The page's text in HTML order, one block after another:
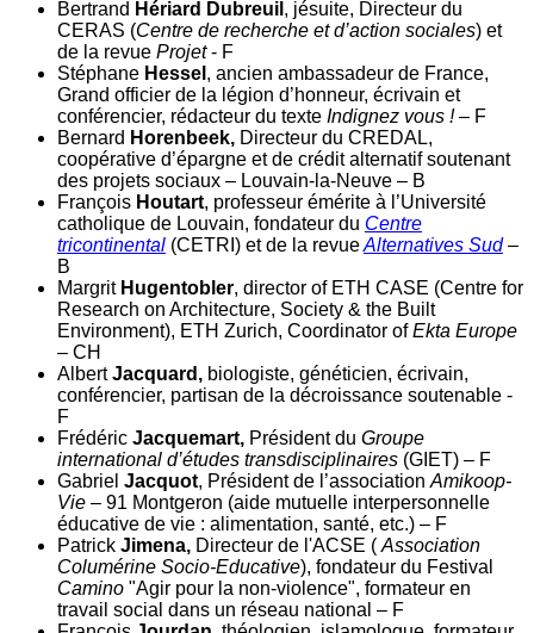
Bertrand Hériard Dubreuil , jésuite, Directeur du
CERAS (Centre de recherche et d’action sociales) et
de la revue Projet- F
Stéphane Hessel , ancien ambassadeur de France,
Grand officier de la légion d’honneur, écrivain et
conférencier, rédacteur du texte Indignez vous !– F
Bernard Horenbeek, Directeur du CREDAL,
coopérative d’épargne et de crédit alternatif soutenant
des projets sociaux – Louvain-la-Neuve – B
François Houtart, professeur émérite à l’Université
catholique de Louvain, fondateur du Centre
tricontinental (CETRI) et de la revueAlternatives Sud –
B
Margrit Hugentobler, director of ETH CASE (Centre for
Research on Architecture, Society & the Built
Environment), ETH Zurich, Coordinator ofEkta Europe
– CH
AlbertJacquard, biologiste, généticien, écrivain,
conférencier, partisan de la décroissance soutenable -
F
Frédéric Jacquemart, Président du Groupe
international d’études transdisciplinaires (GIET) – F
Gabriel Jacquot, Président de l’association Amikoop-
Vie – 91 Montgeron (aide mutuelle interpersonnelle
éducative de vie : alimentation, santé, etc.) – F
Patrick Jimena, Directeur de l'ACSE ( Association
Columérine Socio-Educative), fondateur du Festival
Camino "Agir pour la non-violence", formateur en
travail social dans un réseau national – F